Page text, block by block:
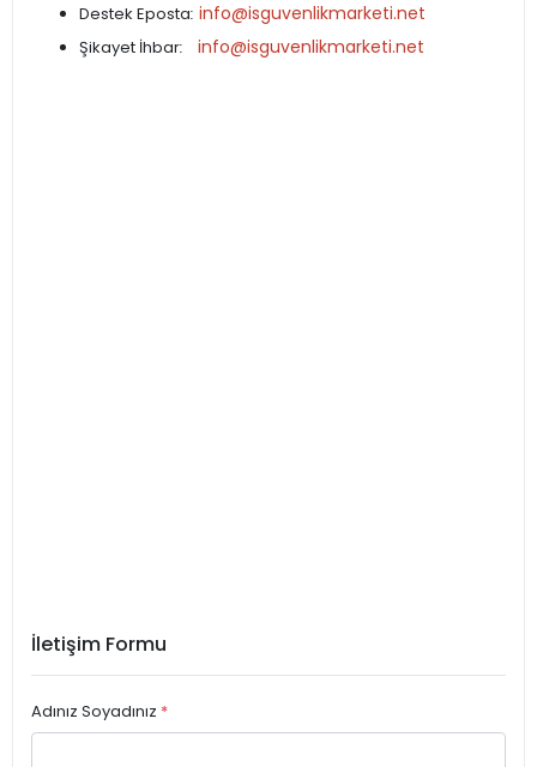
Destek Eposta: info@isguvenlikmarketi.net
Şikayet İhbar: info@isguvenlikmarketi.net
İletişim Formu
Adınız Soyadınız *